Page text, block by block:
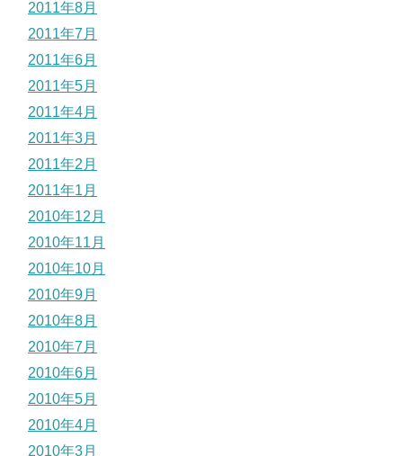
2011年8月
2011年7月
2011年6月
2011年5月
2011年4月
2011年3月
2011年2月
2011年1月
2010年12月
2010年11月
2010年10月
2010年9月
2010年8月
2010年7月
2010年6月
2010年5月
2010年4月
2010年3月